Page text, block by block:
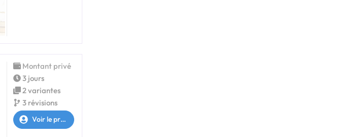
Montant privé
3 jours
2 variantes
3 révisions
Voir le profil